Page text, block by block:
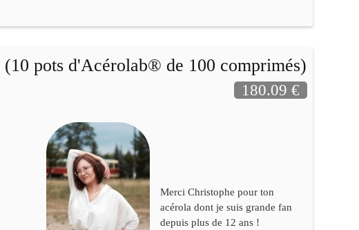
pots d'Acérolab® de 100 comprimés)
180.09 €
Merci Christophe pour ton
acérola dont je suis grande fan
depuis plus de 12 ans !